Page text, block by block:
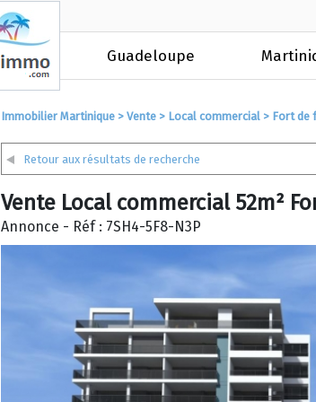
Guadeloupe
Immobilier Martinique > Vente > Local commercial > Fort de
Retour aux résultats de recherche
Vente Local commercial 52m²
Annonce - Réf : 7SH4-5F8-N3P